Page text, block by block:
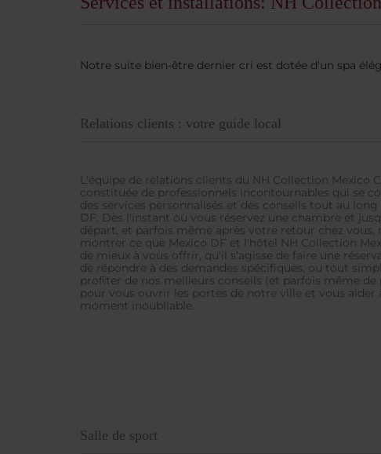
Notre suite bien-être dernier cri est dotée d'un spa
Relations clients : votre guide local
L'équipe de relations clients du NH Collection Mexico
constituée de professionnels incontournables qui se
des services personnalisés et des conseils tout au
DF. Dès l'instant où vous réservez une chambre et
départ, et parfois même après votre retour chez vous,
montrer ce que Mexico DF et l'hôtel NH Collection
de mieux à vous offrir, qu'il s'agisse de faire une
de répondre à des demandes spécifiques, ou tout
profiter de nos meilleurs conseils (et parfois même de
pour vous ouvrir les portes de notre ville et vous aider
moment inoubliable.
Salle de sport